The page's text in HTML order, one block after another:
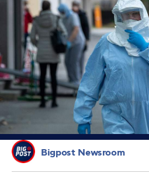
Bigpost Newsroom